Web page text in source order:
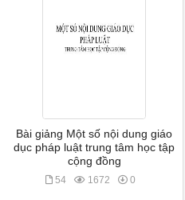
Bài giảng Một số nội dung giáo
dục pháp luật trung tâm học tập
cộng đồng
54 1672 0